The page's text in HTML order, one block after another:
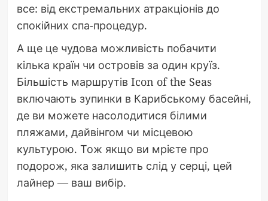
все: від екстремальних атракціонів до
спокійних спа-процедур.
А ще це чудова можливість побачити
кілька країн чи островів за один круїз.
Більшість маршрутів Icon of the Seas
включають зупинки в Карибському басейні,
де ви можете насолодитися білими
пляжами, дайвінгом чи місцевою
культурою. Тож якщо ви мрієте про
подорож, яка залишить слід у серці, цей
лайнер — ваш вибір.